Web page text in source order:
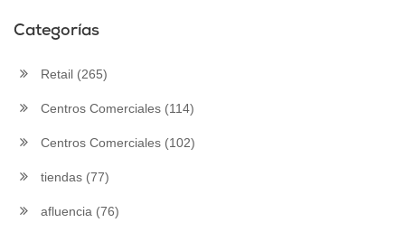
Categorías
Retail (265)
Centros Comerciales (114)
Centros Comerciales (102)
tiendas (77)
afluencia (76)